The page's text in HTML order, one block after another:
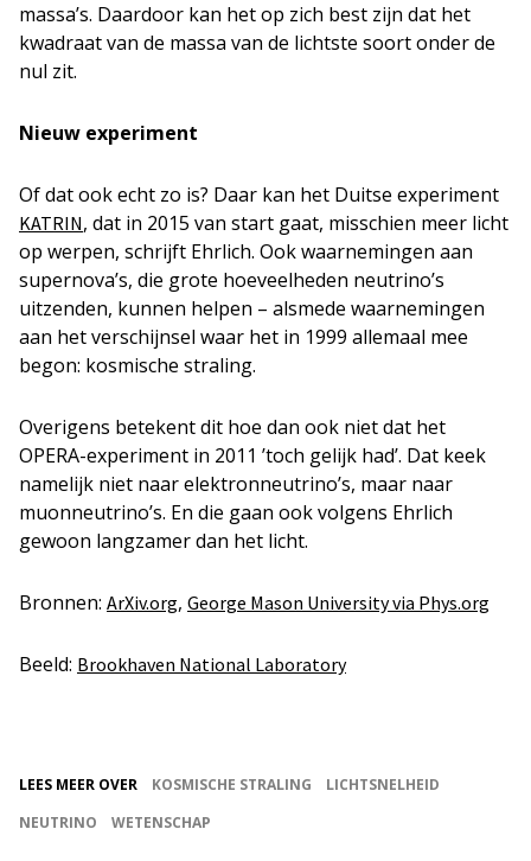
massa’s. Daardoor kan het op zich best zijn dat het
kwadraat van de massa van de lichtste soort onder de
nul zit.
Nieuw experiment
Of dat ook echt zo is? Daar kan het Duitse experiment
KATRIN, dat in 2015 van start gaat, misschien meer licht
op werpen, schrijft Ehrlich. Ook waarnemingen aan
supernova’s, die grote hoeveelheden neutrino’s
uitzenden, kunnen helpen – alsmede waarnemingen
aan het verschijnsel waar het in 1999 allemaal mee
begon: kosmische straling.
Overigens betekent dit hoe dan ook niet dat het
OPERA-experiment in 2011 ’toch gelijk had’. Dat keek
namelijk niet naar elektronneutrino’s, maar naar
muonneutrino’s. En die gaan ook volgens Ehrlich
gewoon langzamer dan het licht.
Bronnen: ArXiv.org, George Mason University via Phys.org
Beeld: Brookhaven National Laboratory
LEES MEER OVER KOSMISCHE STRALING
LICHTSNELHEID
NEUTRINO
WETENSCHAP